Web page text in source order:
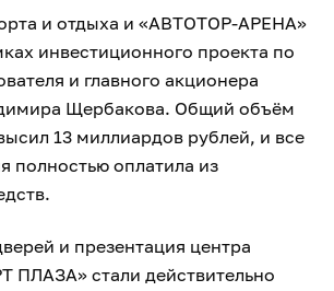
и отдыха и «АВТОТОР-АРЕНА»
инвестиционного проекта по
и главного акционера
Щербакова. Общий объём
13 миллиардов рублей, и все
полностью оплатила из
и презентация центра
стали действительно